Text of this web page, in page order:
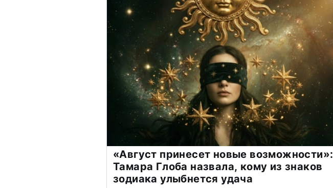
«Август принесет новые возможности»:
Тамара Глоба назвала, кому из знаков
зодиака улыбнется удача